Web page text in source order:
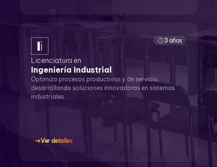
3 años
Licenciatura en
Ingeniería Industrial
Optimiza procesos productivos y de servicio,
desarrollando soluciones innovadoras en sistemas
industriales.
Ver detalles